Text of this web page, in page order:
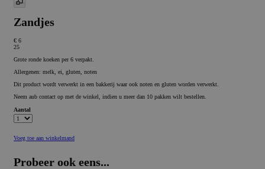
Zandjes
€ 6
25
Grote ronde koeken per 6 verpakt.
Allergenen: melk, ei, gluten, noten
Dit product wordt verwerkt in een bakkerij waar ook noten en gluten worden verwerkt.
Neem aub contact op met de winkel, indien u meer dan 10 pakken wilt bestellen.
Aantal
Voeg toe aan winkelmand
Probeer ook eens...